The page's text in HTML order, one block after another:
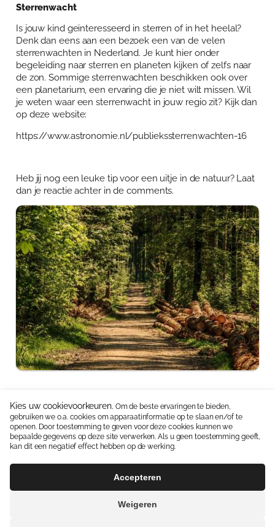
Sterrenwacht
Is jouw kind geïnteresseerd in sterren of in het heelal?
Denk dan eens aan een bezoek een van de velen
sterrenwachten in Nederland. Je kunt hier onder
begeleiding naar sterren en planeten kijken of zelfs naar
de zon. Sommige sterrenwachten beschikken ook over
een planetarium, een ervaring die je niet wilt missen. Wil
je weten waar een sterrenwacht in jouw regio zit? Kijk dan
op deze website:
https://www.astronomie.nl/publiekssterrenwachten-16
Heb jij nog een leuke tip voor een uitje in de natuur? Laat
dan je reactie achter in de comments.
Neem contact op:06 15336587|info@jipkes.nl
Handige linkjes:Pedagogisch coach|Blog en Downloads
Kies uw cookievoorkeuren. Om de beste ervaringen te bieden,
gebruiken we o.a. cookies om apparaatinformatie op te slaan en/of te
openen. Door toestemming te geven voor deze cookies kunnen we
bepaalde gegevens op deze site verwerken. Als u geen toestemming geeft,
kan dit een negatief effect hebben op de werking.
Accepteren
Weigeren